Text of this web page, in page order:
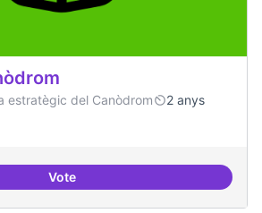
estratègic del Canòdrom
2 anys
VoteErasmus Canòdrom